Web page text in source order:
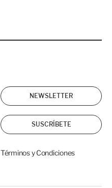
NEWSLETTER
SUSCRÍBETE
Términos y Condiciones